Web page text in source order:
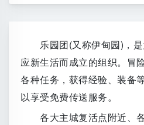
乐园团(又称伊甸园)，是
应新生活而成立的组织。冒
各种任务，获得经验、装备
以享受免费传送服务。
各大主城复活点附近、